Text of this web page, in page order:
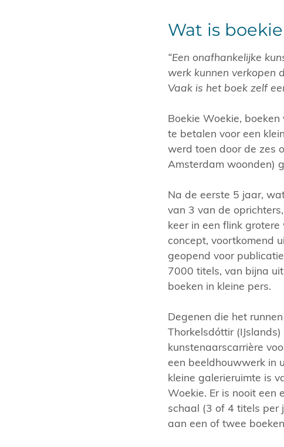
Wat is
“Een onafhankelijke
werk kunnen verkopen
Vaak is het boek zelf
Boekie Woekie,
te betalen voor een
werd toen door de zes
Amsterdam woonden)
Na de eerste 5 jaar,
van 3 van de
keer in een flink
concept, voortkomend
geopend voor
7000 titels, van bijna
boeken in kleine pers.
Degenen die het
Thorkelsdóttir
kunstenaarscarrière
een beeldhouwwerk in
kleine galerieruimte is
Woekie. Er is nooit een
schaal (3 of 4 titels per
aan een of twee